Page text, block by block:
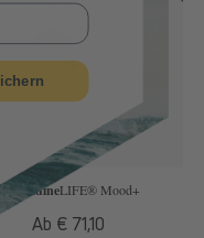
LIFE® Mood+
Normaler
Ab € 71,10